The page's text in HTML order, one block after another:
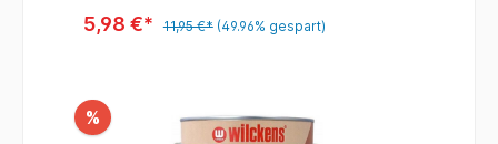
5,98 €* 11,95 €* (49.96% gespart)
%